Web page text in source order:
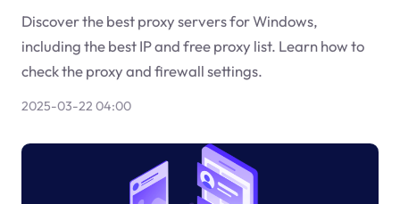
Discover the best proxy servers for Windows,
including the best IP and free proxy list. Learn how to
check the proxy and firewall settings.
2025-03-22 04:00